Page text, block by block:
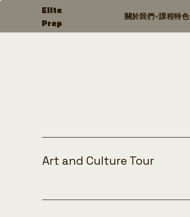
Elite
Prep
關於我們 課程特色
Art and Culture Tour